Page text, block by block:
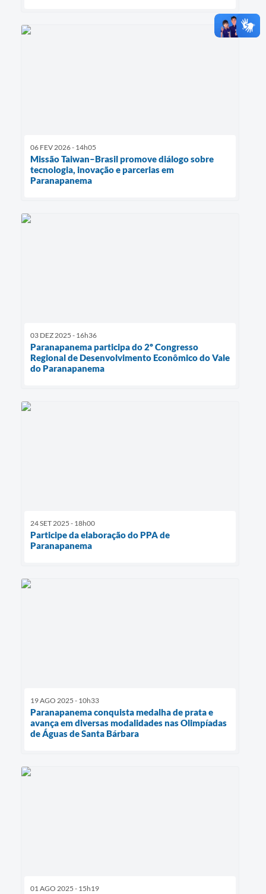
06 FEV 2026 - 14h05
Missão Taiwan–Brasil promove diálogo sobre
tecnologia, inovação e parcerias em
Paranapanema
03 DEZ 2025 - 16h36
Paranapanema participa do 2º Congresso
Regional de Desenvolvimento Econômico do Vale
do Paranapanema
24 SET 2025 - 18h00
Participe da elaboração do PPA de
Paranapanema
19 AGO 2025 - 10h33
Paranapanema conquista medalha de prata e
avança em diversas modalidades nas Olimpíadas
de Águas de Santa Bárbara
01 AGO 2025 - 15h19